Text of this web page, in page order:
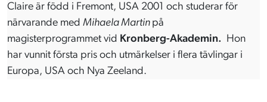
Claire är född i Fremont, USA 2001 och studerar för
närvarande med Mihaela Martin på
magisterprogrammet vid Kronberg-Akademin. Hon
har vunnit första pris och utmärkelser i flera tävlingar i
Europa, USA och Nya Zeeland.